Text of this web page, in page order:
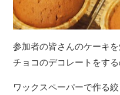
参加者の皆さんのケーキ
チョコのデコレートをす
ワックスペーパーで作る